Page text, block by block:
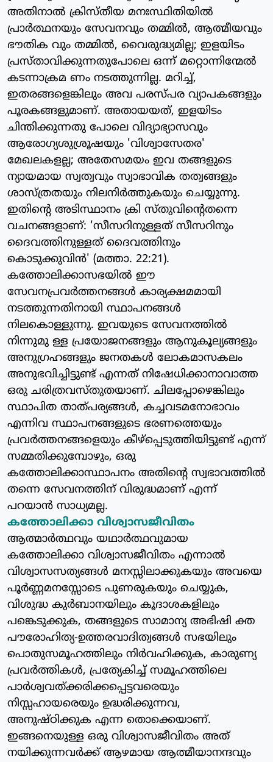
അതിനാല്‍ ക്രിസ്തീയ മനഃസ്ഥിതിയില്‍
പ്രാര്‍ത്ഥനയും സേവനവും തമ്മില്‍, ആത്മീയവും
ഭൗതിക വും തമ്മില്‍, വൈരുദ്ധ്യമില്ല; ഇളയിടം
പ്രസ്താവിക്കുന്നതുപോലെ ഒന്ന് മറ്റൊന്നിന്മേല്‍
കടന്നാക്രമ ണം നടത്തുന്നില്ല. മറിച്ച്,
ഇതരങ്ങളെങ്കിലും അവ പരസ്പര വ്യാപകങ്ങളും
പൂരകങ്ങളുമാണ്. അതായയത്, ഇളയിടം
ചിന്തിക്കുന്നതു പോലെ വിദ്യാഭ്യാസവും
ആരോഗ്യശുശ്രൂഷയും 'വിശ്വാസേതര'
മേഖലകളല്ല; അതേസമയം ഇവ തങ്ങളുടെ
ന്യായമായ സ്വത്വവും സ്വാഭാവിക തത്വങ്ങളും
ശാസ്ത്രതയും നിലനിര്‍ത്തുകയും ചെയ്യുന്നു.
ഇതിന്റെ അടിസ്ഥാനം ക്രി സ്തുവിന്റെതന്നെ
വചനങ്ങളാണ്: 'സീസറിനുള്ളത് സീസറിനും
ദൈവത്തിനുള്ളത് ദൈവത്തിനും
കൊടുക്കുവിന്‍' (മത്താ. 22:21).
കത്തോലിക്കാസഭയില്‍ ഈ
സേവനപ്രവര്‍ത്തനങ്ങള്‍ കാര്യക്ഷമമായി
നടത്തുന്നതിനായി സ്ഥാപനങ്ങള്‍
നിലകൊള്ളുന്നു. ഇവയുടെ സേവനത്തില്‍
നിന്നുമു ള്ള പ്രയോജനങ്ങളും ആനുകൂല്യങ്ങളും
അനുഗ്രഹങ്ങളും ജനതകള്‍ ലോകമാസകലം
അനുഭവിച്ചിട്ടുണ്ട് എന്നത് നിഷേധിക്കാനാവാത്ത
ഒരു ചരിത്രവസ്തുതയാണ്. ചിലപ്പോഴെങ്കിലും
സ്ഥാപിത താത്പര്യങ്ങള്‍, കച്ചവടമനോഭാവം
എന്നിവ സ്ഥാപനങ്ങളുടെ ഭരണത്തെയും
പ്രവര്‍ത്തനങ്ങളെയും കീഴ്‌പ്പെടുത്തിയിട്ടുണ്ട് എന്ന്
സമ്മതിക്കുമ്പോഴും, ഒരു
കത്തോലിക്കാസ്ഥാപനം അതിന്റെ സ്വഭാവത്തില്‍
തന്നെ സേവനത്തിന് വിരുദ്ധമാണ് എന്ന്
പറയാന്‍ സാധ്യമല്ല.
കത്തോലിക്കാ വിശ്വാസജീവിതം
ആത്മാര്‍ത്ഥവും യഥാര്‍ത്ഥവുമായ
കത്തോലിക്കാ വിശ്വാസജീവിതം എന്നാല്‍
വിശ്വാസസത്യങ്ങള്‍ മനസ്സിലാക്കുകയും അവയെ
പൂര്‍ണ്ണമനസ്സോടെ പുണരുകയും ചെയ്യുക,
വിശുദ്ധ കുര്‍ബാനയിലും കൂദാശകളിലും
പങ്കെടുക്കുക, തങ്ങളുടെ സാമാന്യ അഭിഷി ക്ത
പൗരോഹിത്യ-ഉത്തരവാദിത്വങ്ങള്‍ സഭയിലും
പൊതുസമൂഹത്തിലും നിര്‍വഹിക്കുക, കാരുണ്യ
പ്രവര്‍ത്തികള്‍, പ്രത്യേകിച്ച് സമൂഹത്തിലെ
പാര്‍ശ്വവത്ക്കരിക്കപ്പെട്ടവരെയും
നിസ്സഹായരെയും ഉദ്ധരിക്കുന്നവ,
അനുഷ്ഠിക്കുക എന്ന തൊക്കെയാണ്.
ഇങ്ങനെയുള്ള ഒരു വിശ്വാസജീവിതം അത്
നയിക്കുന്നവര്‍ക്ക് ആഴമായ ആത്മീയാനന്ദവും